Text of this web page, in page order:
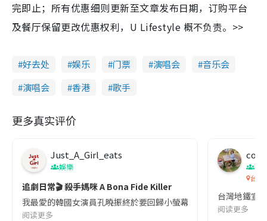
完即止；所有优惠细则更新至文章发布日期，订购平台
及餐厅保留更改优惠权利，U Lifestyle 概不负责。>>
好去处 娱乐 门票 演唱会
音乐会
演唱会
香港 歌手
更多真实评价
Just_A_Girl_eats
娛樂
追劇日常🎬 殺手媽咪 A Bona Fide Killer
我最愛的韓國女演員孔曉振終於要回歸小螢幕啦!這次的劇本改編
阅读更多
co
吹
台灣
台灣地鐵宣
阅读更多